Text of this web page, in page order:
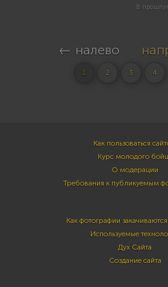
В
← налево
1 2 3 4
Как пользоваться
Курс молодого
О модерации
Требования к публикуемым
Как фотографии
Используемые
Дух Сайта
Создание сайта